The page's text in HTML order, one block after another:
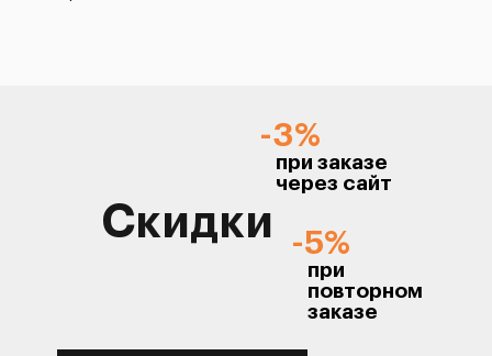
Скидки
-3%
при заказе
через сайт
-5%
при
повторном
заказе